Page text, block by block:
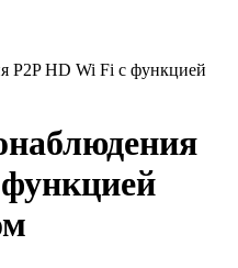
P2P HD Wi Fi с функцией